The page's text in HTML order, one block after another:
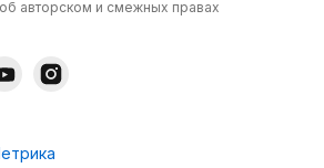
авторском и смежных правах